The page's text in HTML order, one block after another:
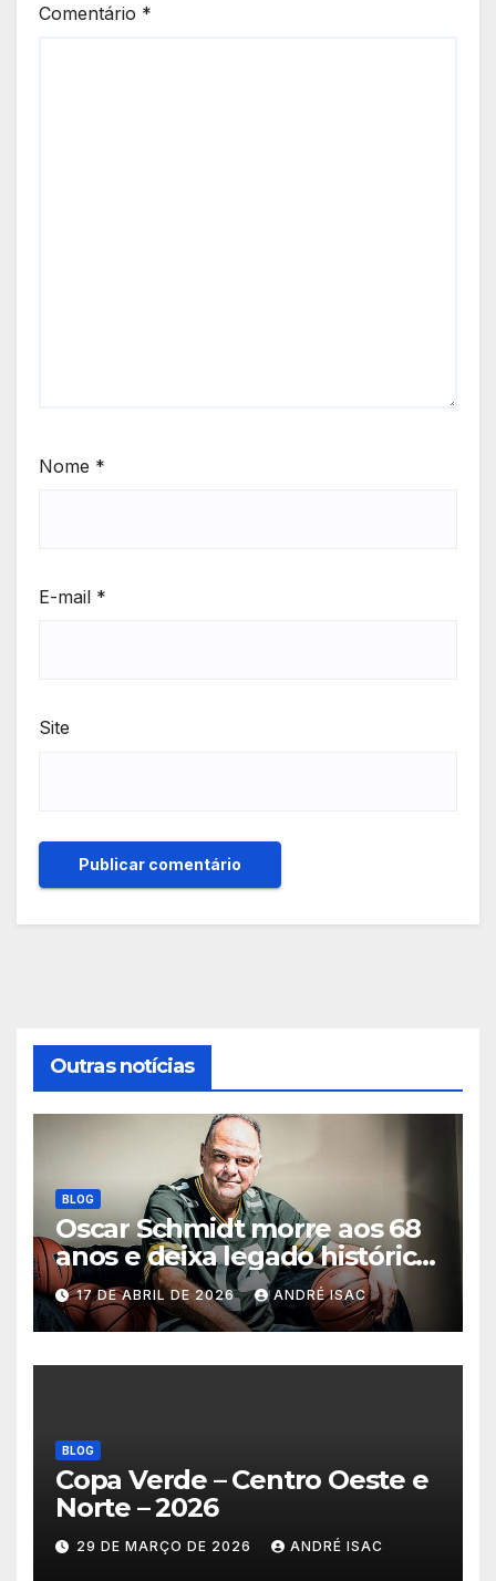
Comentário *
Nome *
E-mail *
Site
Outras notícias
BLOG
Oscar Schmidt morre aos 68
anos e deixa legado histórico
no basquete mundial
17 DE ABRIL DE 2026 ANDRÉ ISAC
BLOG
Copa Verde – Centro Oeste e
Norte – 2026
29 DE MARÇO DE 2026 ANDRÉ ISAC